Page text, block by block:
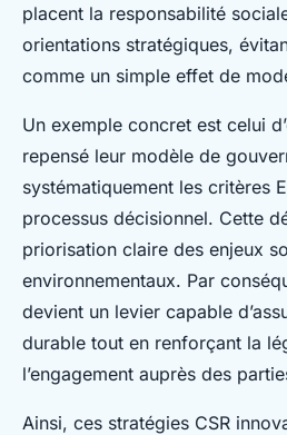
placent la responsabilité
orientations stratégiques,
comme un simple effet de
Un exemple concret est celui
repensé leur modèle de
systématiquement les critères
processus décisionnel. Cette
priorisation claire des enjeux
environnementaux. Par
devient un levier capable
durable tout en renforçant la
l’engagement auprès des
Ainsi, ces stratégies CSR